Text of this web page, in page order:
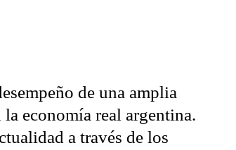
de una amplia
economía real argentina.
a través de los